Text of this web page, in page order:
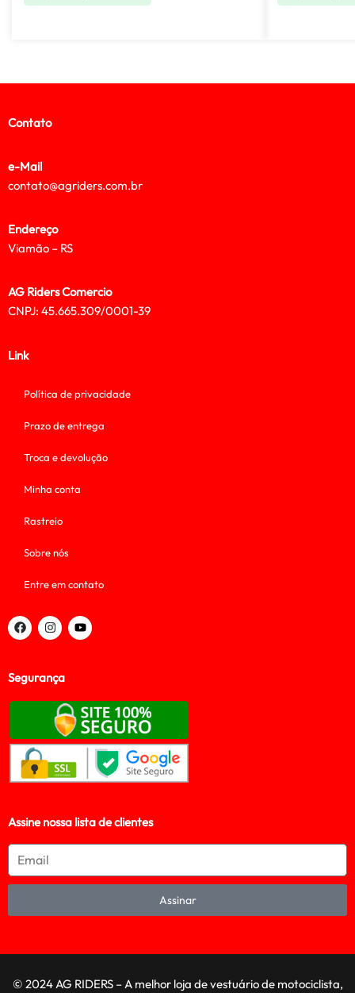
Contato
e-Mail
contato@agriders.com.br
Endereço
Viamão – RS
AG Riders Comercio
CNPJ: 45.665.309/0001-39
Link
Política de privacidade
Prazo de entrega
Troca e devolução
Minha conta
Rastreio
Sobre nós
Entre em contato
Segurança
Assine nossa lista de clientes
Assinar
© 2024 AG RIDERS – A melhor loja de vestuário de motociclista,